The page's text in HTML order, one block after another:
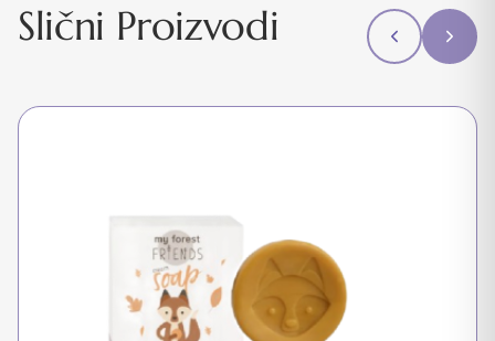
Slični Proizvodi